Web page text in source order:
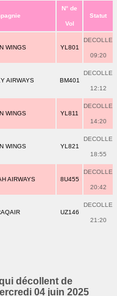
N° de
Vol
Statut
WINGS YL801
DECOLLE
09:20
AIRWAYS BM401
DECOLLE
12:12
WINGS YL811
DECOLLE
14:20
WINGS YL821
DECOLLE
18:55
AIRWAYS 8U455
DECOLLE
20:42
UZ146
DECOLLE
21:20
décollent de
04 juin 2025